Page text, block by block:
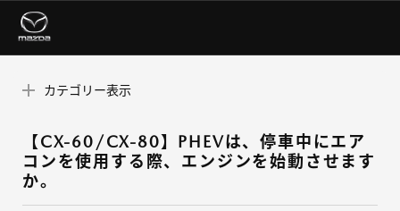
カテゴリー表示
【CX-60/CX-80】PHEVは、停車中にエア
コンを使用する際、エンジンを始動させます
か。